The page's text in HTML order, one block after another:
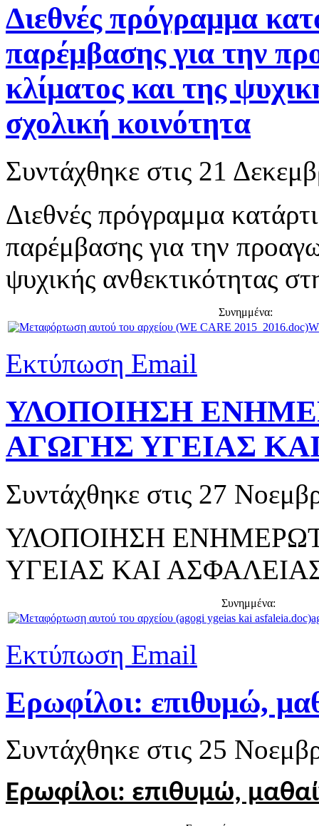
Διεθνές πρόγραμμα
παρέμβασης για την
κλίματος και της
σχολική κοινότητα
Συντάχθηκε στις 21
Διεθνές πρόγραμμα
παρέμβασης για την
ψυχικής ανθεκτικότητας
Συνημμένα:
Εκτύπωση Email
ΥΛΟΠΟΙΗΣΗ
ΑΓΩΓΗΣ ΥΓΕΙΑΣ
Συντάχθηκε στις 27
ΥΛΟΠΟΙΗΣΗ
ΥΓΕΙΑΣ ΚΑΙ
Συνημμένα:
Εκτύπωση Email
Ερωφίλοι: επιθυμώ,
Συντάχθηκε στις 25
Ερωφίλοι: επιθυμώ,